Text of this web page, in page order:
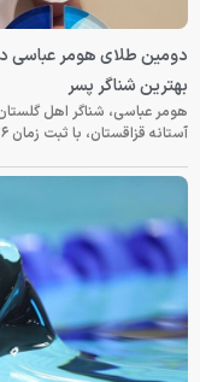
دومین طلای هومر عباسی در
بهترین شناگر پسر
هومر عباسی، شناگر اهل
آستانه قزاقستان، با ثبت زمان ۲۵.۷۶ ثانیه در ماده ۵۰ متر کرال پشت به مدال طلا